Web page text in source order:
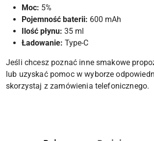
Moc: 5%
Pojemność baterii: 600 mAh
Ilość płynu: 35 ml
Ładowanie: Type-C
Jeśli chcesz poznać inne smakowe
lub uzyskać pomoc w wyborze
skorzystaj z zamówienia telefonicznego.